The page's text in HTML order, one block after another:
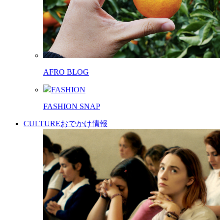
AFRO BLOG
FASHION
FASHION SNAP
CULTUREおでかけ情報